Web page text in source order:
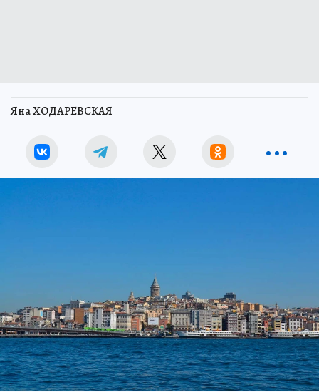
Яна ХОДАРЕВСКАЯ